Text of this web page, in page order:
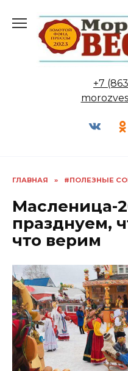
содержанию
+7
ГЛАВНАЯ » #ПОЛЕЗНЫЕ
Масленица-
празднуем,
что верим